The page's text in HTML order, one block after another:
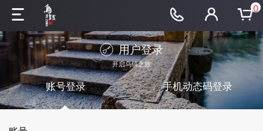
0
用户登录
开启乌镇之旅
账号登录 手机动态码登录